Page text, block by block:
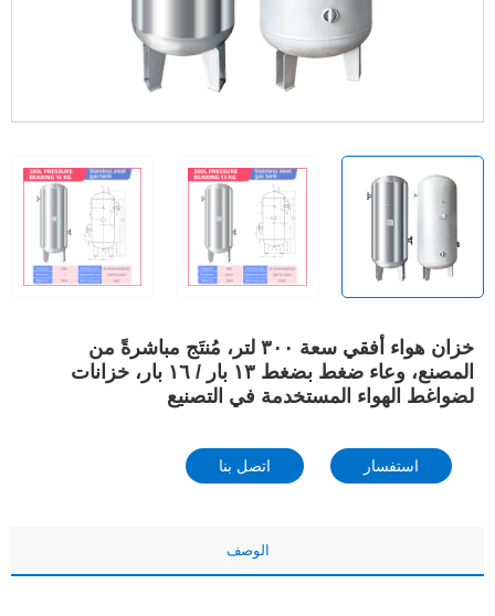
خزان هواء أفقي سعة ٣٠٠ لتر، مُنتَج مباشرةً من
المصنع، وعاء ضغط بضغط ١٣ بار / ١٦ بار، خزانات
لضواغط الهواء المستخدمة في التصنيع
استفسار اتصل بنا
الوصف